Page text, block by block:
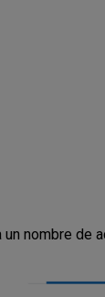
un nombre de